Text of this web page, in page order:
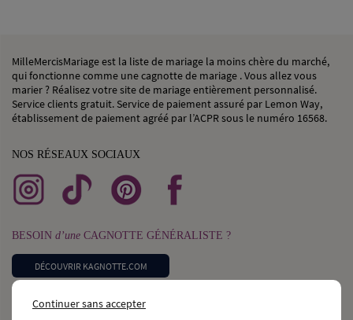
MilleMercisMariage est la liste de mariage la moins chère du marché,
qui fonctionne comme une cagnotte de mariage . Vous allez vous
marier ? Réalisez votre site de mariage entièrement personnalisé.
Service clients gratuit. Service de paiement assuré par Lemon Way,
établissement de paiement agréé par l’ACPR sous le numéro 16568.
NOS RÉSEAUX SOCIAUX
BESOIN d’une CAGNOTTE GÉNÉRALISTE ?
DÉCOUVRIR KAGNOTTE.COM
PROFESSIONNELduMARIAGE ?
Continuer sans accepter